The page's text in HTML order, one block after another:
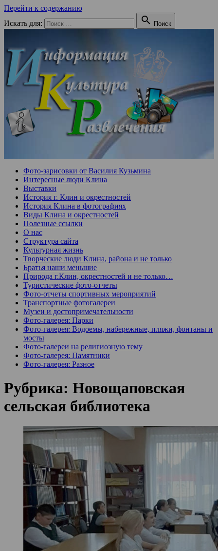
Перейти к содержанию
Искать для:
 Поиск
Фото-зарисовки от Василия Кузьмина
Интересные люди Клина
Выставки
История г. Клин и окрестностей
История Клина в фотографиях
Виды Клина и окрестностей
Полезные ссылки
О нас
Структура сайта
Культурная жизнь
Творческие люди Клина, района и не только
Братья наши меньшие
Природа г.Клин, окрестностей и не только…
Туристические фото-отчеты
Фото-отчеты спортивных мероприятий
Транспортные фотогалереи
Музеи и достопримечательности
Фото-галерея: Парки
Фото-галерея: Водоемы, набережные, пляжи, фонтаны и
мосты
Фото-галереи на религиозную тему
Фото-галерея: Памятники
Фото-галерея: Разное
Рубрика: Новощаповская
сельская библиотека